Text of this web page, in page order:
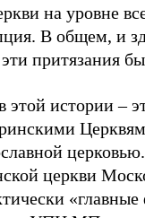
на уровне
В общем, и
притязания
истории –
церкви